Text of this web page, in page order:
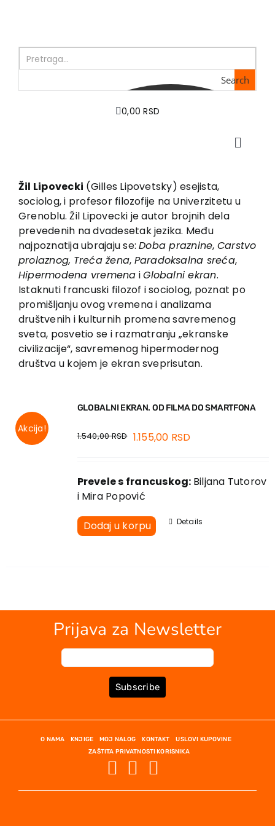
Search
0,00 RSD
Toggle
O nama
Knjige
U pripremi
Akcija
Autori
Vesti
EU PROJEKTI
Kontakt
Žil Lipovecki (Gilles Lipovetsky) esejista,
sociolog, i profesor filozofije na Univerzitetu u
Grenoblu. Žil Lipovecki je autor brojnih dela
prevedenih na dvadesetak jezika. Među
najpoznatija ubrajaju se:Doba praznine, Carstvo
prolaznog, Treća žena, Paradoksalna sreća,
Hipermodena vremena iGlobalni ekran.
Istaknuti francuski filozof i sociolog, poznat po
promišljanju ovog vremena i analizama
društvenih i kulturnih promena savremenog
sveta, posvetio se i razmatranju „ekranske
civilizacije“, savremenog hipermodernog
društva u kojem je ekran sveprisutan.
Akcija!
GLOBALNI EKRAN. OD FILMA DO SMARTFONA
1.540,00RSD 1.155,00 RSD
Prevele s francuskog: Biljana Tutorov
i Mira Popović
Dodaj u korpu Details
Prijava za Newsletter
Subscribe
O NAMA KNJIGE MOJ NALOG KONTAKT
USLOVI KUPOVINE
ZAŠTITA PRIVATNOSTI KORISNIKA